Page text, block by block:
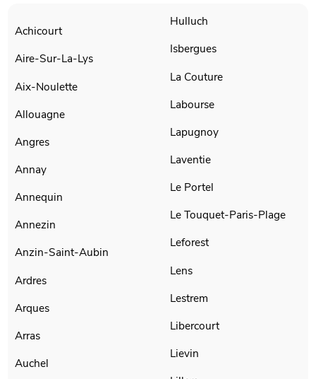
Achicourt
Aire-Sur-La-Lys
Aix-Noulette
Allouagne
Angres
Annay
Annequin
Annezin
Anzin-Saint-Aubin
Ardres
Arques
Arras
Auchel
Hulluch
Isbergues
La Couture
Labourse
Lapugnoy
Laventie
Le Portel
Le Touquet-Paris-Plage
Leforest
Lens
Lestrem
Libercourt
Lievin